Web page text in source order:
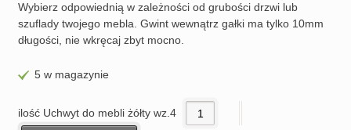
Wybierz odpowiednią w zależności od grubości drzwi lub
szuflady twojego mebla. Gwint wewnątrz gałki ma tylko 10mm
długości, nie wkręcaj zbyt mocno.
5 w magazynie
ilość Uchwyt do mebli żółty wz.4